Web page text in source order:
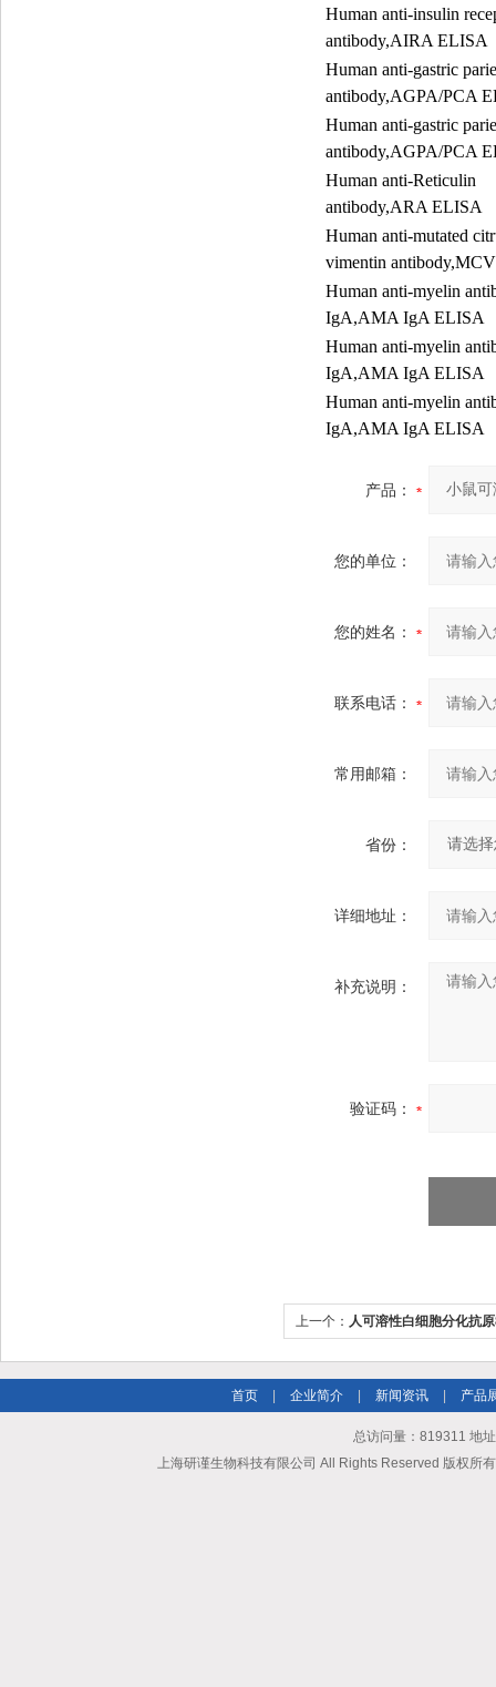
Human anti-insulin
antibody,AIRA ELISA
Human anti-gastric
antibody,AGPA/PCA
Human anti-gastric
antibody,AGPA/PCA
Human anti-Reticulin
antibody,ARA ELISA
Human anti-mutated
vimentin
Human anti-myelin
IgA,AMA IgA ELISA
Human anti-myelin
IgA,AMA IgA ELISA
Human anti-myelin
IgA,AMA IgA ELISA
产品：
您的单位：
您的姓名：
联系电话：
常用邮箱：
省份：
详细地址：
补充说明：
验证码：
上一个： 人可溶性白细胞分化抗
首页 企业简介 新闻资讯 产品
总访问量：819311 地
上海研谨生物科技有限公司 All Rights Reserved 版权所